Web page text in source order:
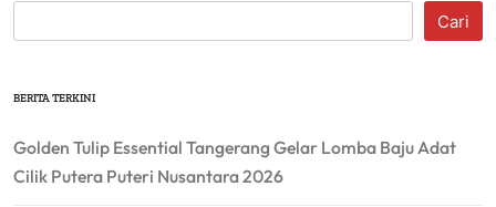
Cari
BERITA TERKINI
Golden Tulip Essential Tangerang Gelar Lomba Baju Adat
Cilik Putera Puteri Nusantara 2026